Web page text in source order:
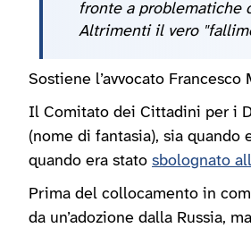
fronte a problematiche
Altrimenti il vero
Sostiene l’avvocato
Il Comitato dei Cittadini per i
(nome di fantasia), sia quando
quando era stato sbolognato
Prima del collocamento in
da un’adozione dalla Russia,